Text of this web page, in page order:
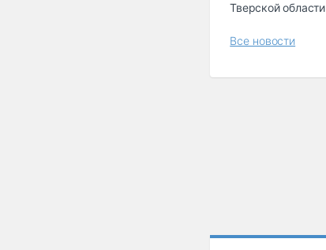
Тверской области
Все новости